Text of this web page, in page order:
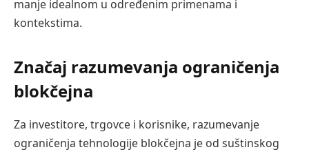
manje idealnom u određenim primenama i
kontekstima.
Značaj razumevanja ograničenja
blokčejna
Za investitore, trgovce i korisnike, razumevanje
ograničenja tehnologije blokčejna je od suštinskog